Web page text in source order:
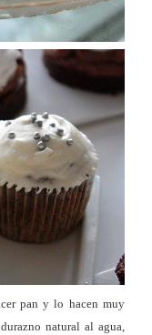
pan y lo hacen muy
natural al agua,